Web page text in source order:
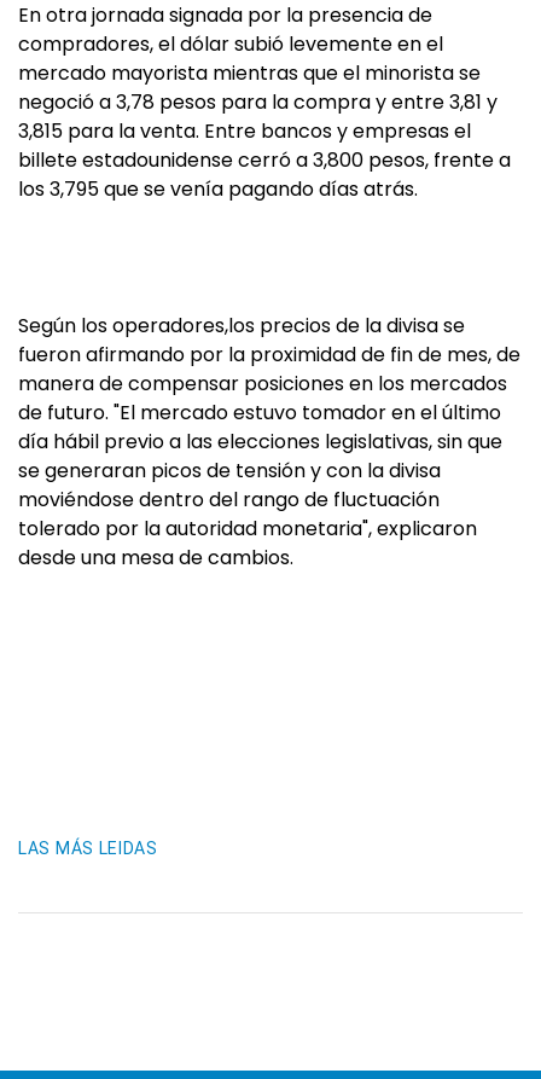
En otra jornada signada por la presencia de
compradores, el dólar subió levemente en el
mercado mayorista mientras que el minorista se
negoció a 3,78 pesos para la compra y entre 3,81 y
3,815 para la venta. Entre bancos y empresas el
billete estadounidense cerró a 3,800 pesos, frente a
los 3,795 que se venía pagando días atrás.
Según los operadores,los precios de la divisa se
fueron afirmando por la proximidad de fin de mes, de
manera de compensar posiciones en los mercados
de futuro. "El mercado estuvo tomador en el último
día hábil previo a las elecciones legislativas, sin que
se generaran picos de tensión y con la divisa
moviéndose dentro del rango de fluctuación
tolerado por la autoridad monetaria", explicaron
desde una mesa de cambios.
LAS MÁS LEIDAS